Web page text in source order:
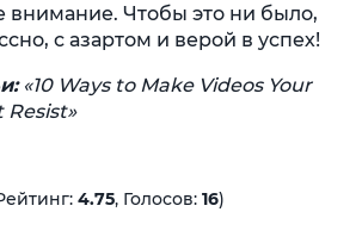
внимание. Чтобы это ни было,
с азартом и верой в успех!
«10 Ways to Make Videos Your
Resist»
4.75, Голосов: 16)